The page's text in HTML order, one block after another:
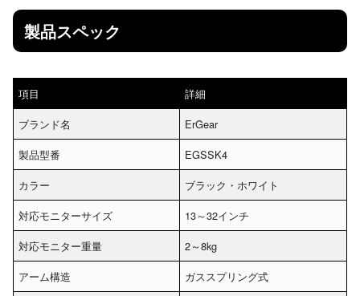
製品スペック
項目
詳細
ブランド名
ErGear
製品型番
‎EGSSK4
カラー
ブラック・ホワイト
対応モニターサイズ
13～32インチ
対応モニター重量
2～8kg
アーム構造
ガススプリング式